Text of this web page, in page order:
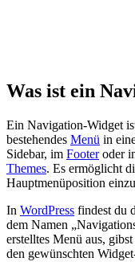
Was ist ein
Ein Navigation-Widget
bestehendes Menü in
Sidebar, im Footeroder
Themes. Es ermöglicht
Hauptmenüposition
In WordPress findest du
dem Namen
erstelltes Menü aus,
den gewünschten